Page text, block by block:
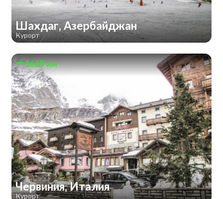
Шахдаг, Азербайджан
Курорт
1669 км
Червиния, Италия
Курорт